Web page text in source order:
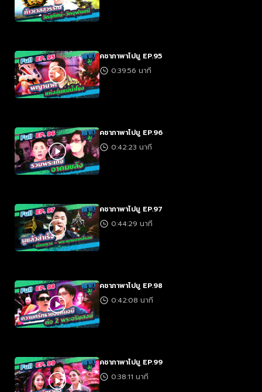
คชาภาพาไปมู EP.95
0:39:56 นาที
คชาภาพาไปมู EP.96
0:42:23 นาที
คชาภาพาไปมู EP.97
0:44:29 นาที
คชาภาพาไปมู EP.98
0:42:08 นาที
คชาภาพาไปมู EP.99
0:38:11 นาที